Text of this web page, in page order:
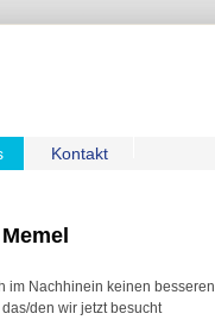
Kontakt
im Nachhinein keinen besseren
den wir jetzt besucht